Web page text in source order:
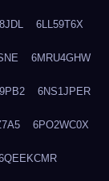
6LL59T6X
6MRU4GHW
6NS1JPER
6PO2WC0X